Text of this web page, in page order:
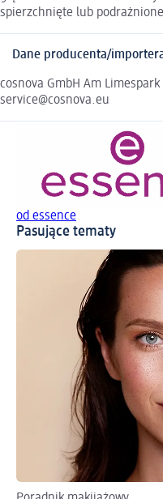
spierzchnięte lub
Dane producenta/
cosnova GmbH Am
service@cosnova.eu
od essence
Pasujące tematy